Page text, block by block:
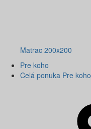
Matrac 200x200
Pre koho
Celá ponuka Pre koho